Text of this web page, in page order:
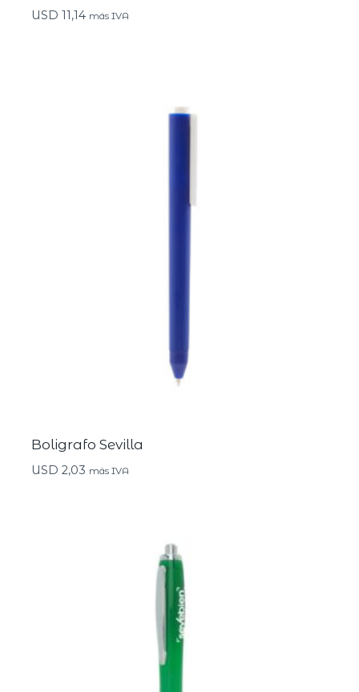
USD 11,14 más IVA
Boligrafo Sevilla
USD 2,03 más IVA